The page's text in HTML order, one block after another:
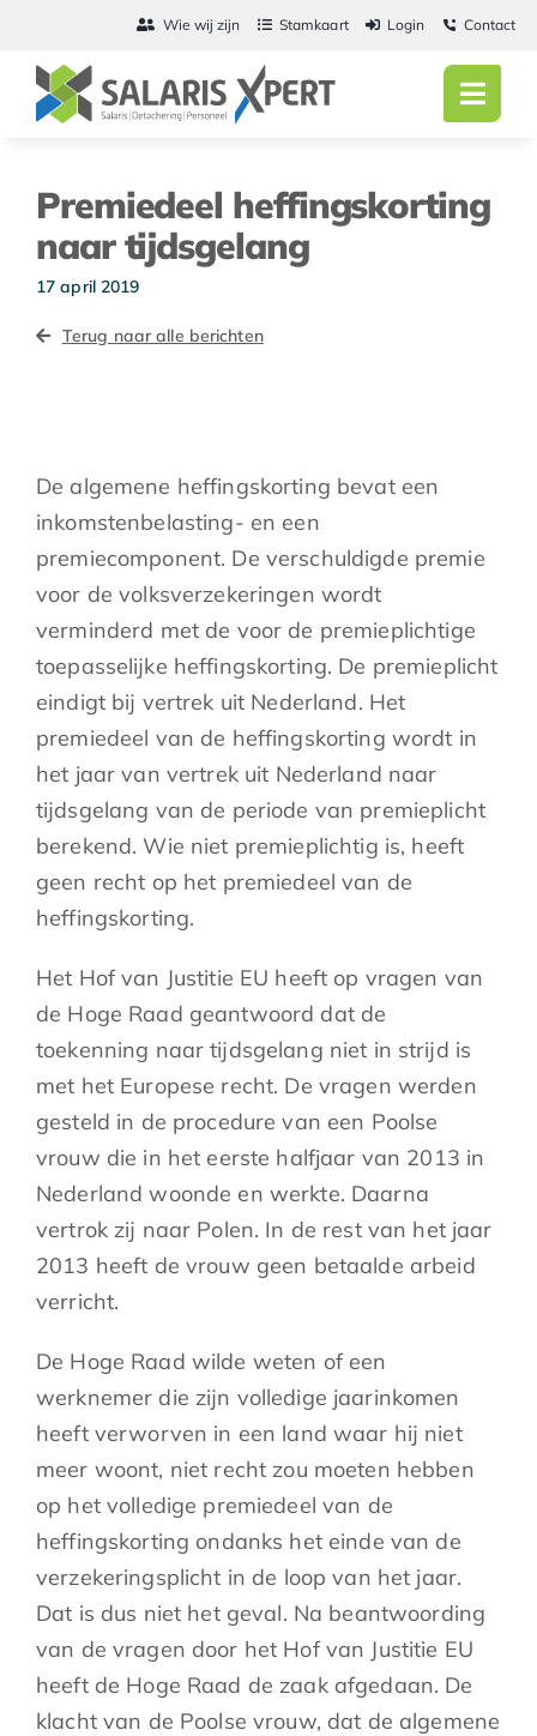
inhoud
Wie wij zijn Stamkaart Login Contact
Premiedeel heffingskorting
naar tijdsgelang
17 april 2019
Terug naar alle berichten
De algemene heffingskorting bevat een
inkomstenbelasting- en een
premiecomponent. De verschuldigde premie
voor de volksverzekeringen wordt
verminderd met de voor de premieplichtige
toepasselijke heffingskorting. De premieplicht
eindigt bij vertrek uit Nederland. Het
premiedeel van de heffingskorting wordt in
het jaar van vertrek uit Nederland naar
tijdsgelang van de periode van premieplicht
berekend. Wie niet premieplichtig is, heeft
geen recht op het premiedeel van de
heffingskorting.
Het Hof van Justitie EU heeft op vragen van
de Hoge Raad geantwoord dat de
toekenning naar tijdsgelang niet in strijd is
met het Europese recht. De vragen werden
gesteld in de procedure van een Poolse
vrouw die in het eerste halfjaar van 2013 in
Nederland woonde en werkte. Daarna
vertrok zij naar Polen. In de rest van het jaar
2013 heeft de vrouw geen betaalde arbeid
verricht.
De Hoge Raad wilde weten of een
werknemer die zijn volledige jaarinkomen
heeft verworven in een land waar hij niet
meer woont, niet recht zou moeten hebben
op het volledige premiedeel van de
heffingskorting ondanks het einde van de
verzekeringsplicht in de loop van het jaar.
Dat is dus niet het geval. Na beantwoording
van de vragen door het Hof van Justitie EU
heeft de Hoge Raad de zaak afgedaan. De
klacht van de Poolse vrouw, dat de algemene